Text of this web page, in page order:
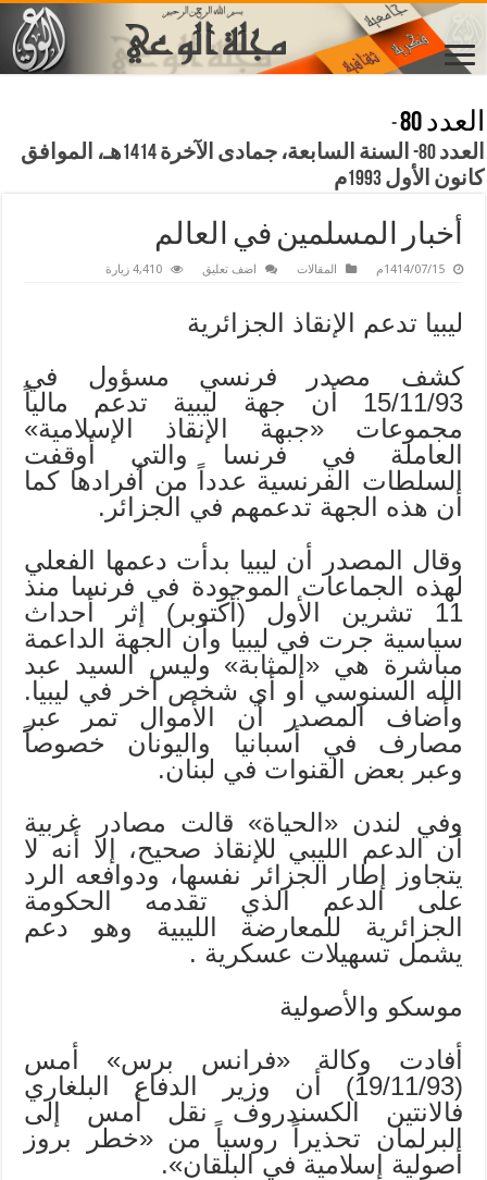
العدد 80
-
العدد 80- السنة السابعة، جمادى الآخرة 1414هـ، الموافق
كانون الأول 1993م
أخبار المسلمين في العالم
1414/07/15م المقالات اضف تعليق 4,410 زيارة
ليبيا تدعم الإنقاذ الجزائرية
كشف مصدر فرنسي مسؤول في
15/11/93 أن جهة ليبية تدعم مالياً
مجموعات «جبهة الإنقاذ الإسلامية»
العاملة في فرنسا والتي أوقفت
السلطات الفرنسية عدداً من أفرادها كما
أن هذه الجهة تدعمهم في الجزائر.
وقال المصدر أن ليبيا بدأت دعمها الفعلي
لهذه الجماعات الموجودة في فرنسا منذ
11 تشرين الأول (أكتوبر) إثر أحداث
سياسية جرت في ليبيا وأن الجهة الداعمة
مباشرة هي «المثابة» وليس السيد عبد
الله السنوسي أو أي شخص آخر في ليبيا.
وأضاف المصدر أن الأموال تمر عبر
مصارف في أسبانيا واليونان خصوصاً
وعبر بعض القنوات في لبنان.
وفي لندن «الحياة» قالت مصادر غربية
أن الدعم الليبي للإنقاذ صحيح، إلا أنه لا
يتجاوز إطار الجزائر نفسها، ودوافعه الرد
على الدعم الذي تقدمه الحكومة
الجزائرية للمعارضة الليبية وهو دعم
يشمل تسهيلات عسكرية .
موسكو والأصولية
أفادت وكالة «فرانس برس» أمس
(19/11/93) أن وزير الدفاع البلغاري
فالانتين الكسندروف نقل أمس إلى
البرلمان تحذيراً روسياً من «خطر بروز
أصولية إسلامية في البلقان».